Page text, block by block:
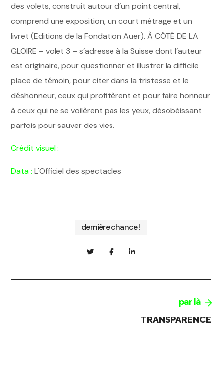
des volets, construit autour d’un point central,
comprend une exposition, un court métrage et un
livret (Editions de la Fondation Auer). À CÔTÉ DE LA
GLOIRE – volet 3 – s’adresse à la Suisse dont l’auteur
est originaire, pour questionner et illustrer la difficile
place de témoin, pour citer dans la tristesse et le
déshonneur, ceux qui profitèrent et pour faire honneur
à ceux qui ne se voilèrent pas les yeux, désobéissant
parfois pour sauver des vies.
Crédit visuel :
Data : L'Officiel des spectacles
dernière chance !
par là
TRANSPARENCE